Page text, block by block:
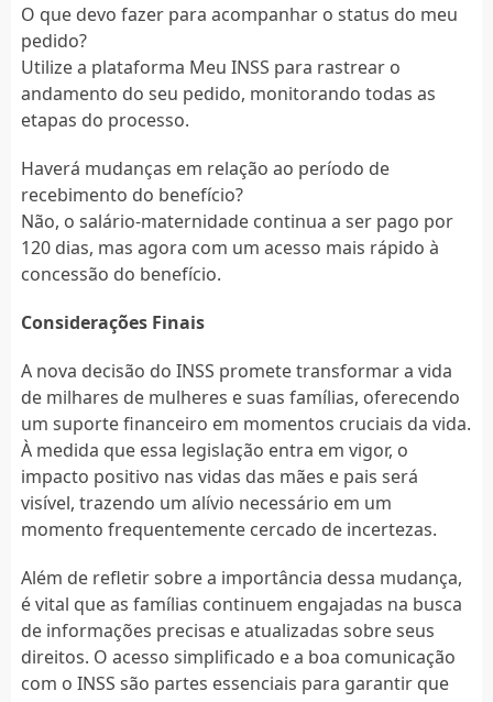
O que devo fazer para acompanhar o status do meu
pedido?
Utilize a plataforma Meu INSS para rastrear o
andamento do seu pedido, monitorando todas as
etapas do processo.
Haverá mudanças em relação ao período de
recebimento do benefício?
Não, o salário-maternidade continua a ser pago por
120 dias, mas agora com um acesso mais rápido à
concessão do benefício.
Considerações Finais
A nova decisão do INSS promete transformar a vida
de milhares de mulheres e suas famílias, oferecendo
um suporte financeiro em momentos cruciais da vida.
À medida que essa legislação entra em vigor, o
impacto positivo nas vidas das mães e pais será
visível, trazendo um alívio necessário em um
momento frequentemente cercado de incertezas.
Além de refletir sobre a importância dessa mudança,
é vital que as famílias continuem engajadas na busca
de informações precisas e atualizadas sobre seus
direitos. O acesso simplificado e a boa comunicação
com o INSS são partes essenciais para garantir que